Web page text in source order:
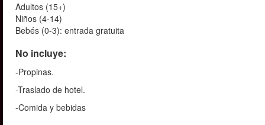
Adultos (15+)
Niños (4-14)
Bebés (0-3): entrada gratuita
No incluye:
-Propinas.
-Traslado de hotel.
-Comida y bebidas